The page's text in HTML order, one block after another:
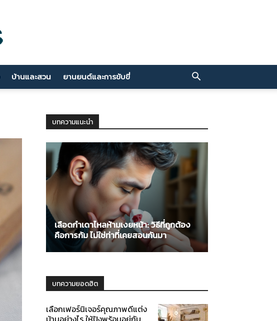
บ้านและสวน ยานยนต์และการขับขี่
บทความแนะนำ
เลือดกำเดาไหลห้ามเงยหน้า: วิธีที่ถูกต้อง
คือการก้ม ไม่ใช่ท่าที่เคยสอนกันมา
บทความยอดฮิต
เลือกเฟอร์นิเจอร์คุณภาพดีแต่ง